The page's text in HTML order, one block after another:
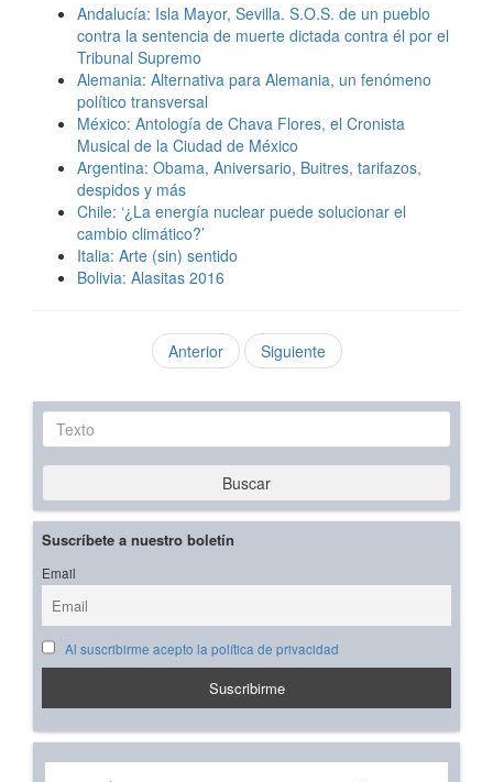
Andalucía: Isla Mayor, Sevilla. S.O.S. de un pueblo
contra la sentencia de muerte dictada contra él por el
Tribunal Supremo
Alemania: Alternativa para Alemania, un fenómeno
político transversal
México: Antología de Chava Flores, el Cronista
Musical de la Ciudad de México
Argentina: Obama, Aniversario, Buitres, tarifazos,
despidos y más
Chile: ‘¿La energía nuclear puede solucionar el
cambio climático?’
Italia: Arte (sin) sentido
Bolivia: Alasitas 2016
Anterior Siguiente
Texto
Buscar
Suscríbete a nuestro boletín
Email
Al suscribirme acepto la política de privacidad